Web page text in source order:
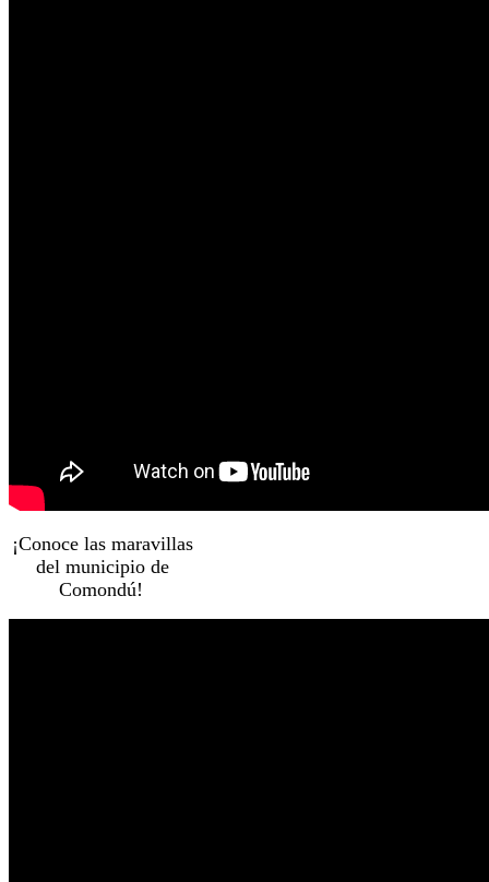
¡Conoce las maravillas
del municipio de
Comondú!